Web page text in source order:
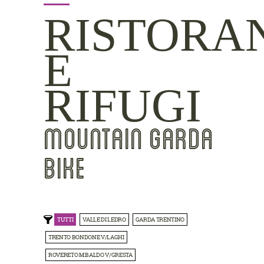
E
RIFUGI
MOUNTAIN GARDA
BIKE
TUTTI VALLE DI LEDRO GARDA TRENTINO
TRENTO BONDONE V/LAGHI
ROVERETO M.BALDO V/GRESTA